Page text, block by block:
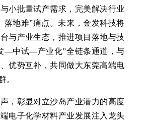
小批量试产需求，完美解决行业
落地难”痛点。未来，金发科技将
与产业生态，推进项目落地与技
—中试—产业化”全链条通道，与
优势互补，共同做大东莞高端电
。
，彰显对立沙岛产业潜力的高度
电子化学材料产业发展注入龙头